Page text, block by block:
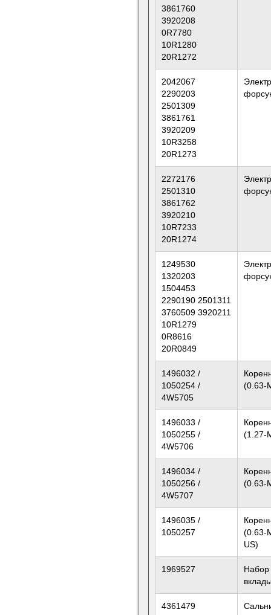
3861760
3920208
0R7780
10R1280
20R1272
2042067
2290203
2501309
3861761
3920209
10R3258
20R1273
2272176
2501310
3861762
3920210
10R7233
20R1274
1249530
1320203
1504453
2290190 2501311
3760509 3920211
10R1279
0R8616
20R0849
1496032 /
1050254 /
4W5705
(0.63-
1496033 /
1050255 /
4W5706
(1.27-
1496034 /
1050256 /
4W5707
(0.63-
1496035 /
1050257
(0.63-
US)
1969527
Набор
4361479